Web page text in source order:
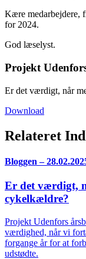
Kære medarbejdere,
for 2024.
God læselyst.
Projekt
Er det værdigt, når
Download
Relateret
Bloggen –
Er det værdigt,
cykelkældre?
Projekt Udenfors
værdighed, når vi
forgange år for at
udstødte.